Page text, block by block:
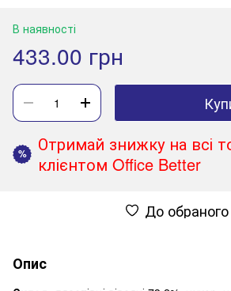
В наявності
433.00 грн
%
Отримай знижку на всі
клієнтом Office Better
До обраного
Опис